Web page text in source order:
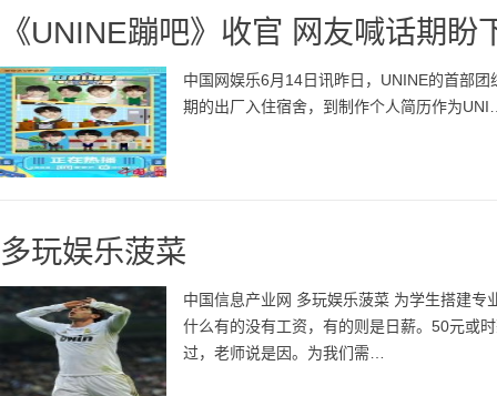
《UNINE蹦吧》收官 网友喊话期盼
中国网娱乐6月14日讯昨日，UNINE的首部
期的出厂入住宿舍，到制作个人简历作为
多玩娱乐菠菜
中国信息产业网 多玩娱乐菠菜 为学生搭建专
什么有的没有工资，有的则是日薪。50元或
过，老师说是因。为我们需…